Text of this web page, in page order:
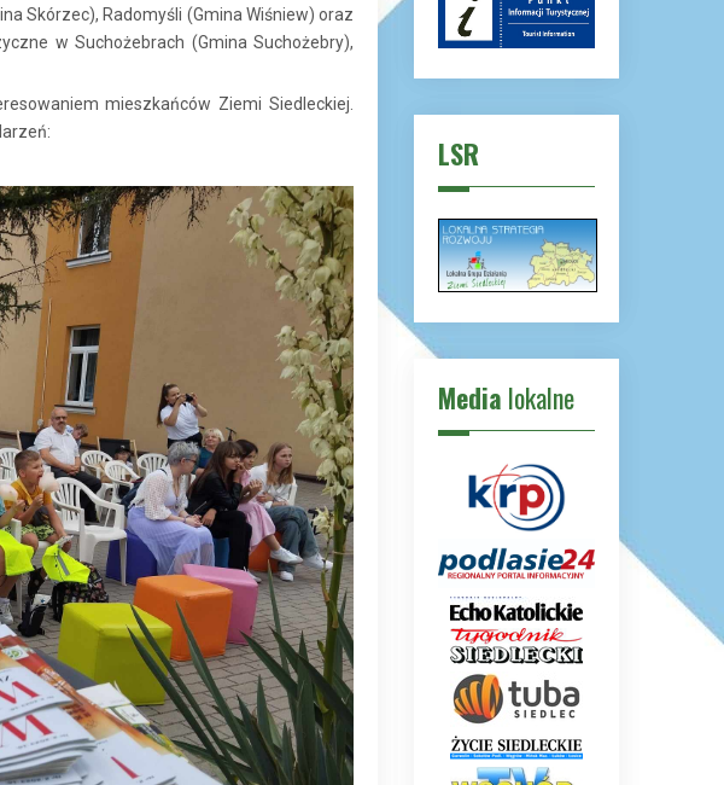
Skórzec), Radomyśli (Gmina Wiśniew) oraz
w Suchożebrach (Gmina Suchożebry),
mieszkańców Ziemi Siedleckiej.
LSR
Media lokalne